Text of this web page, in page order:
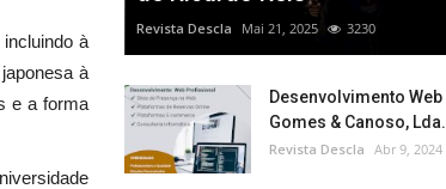
à
à
e a forma
Revista Descla Mai 21, 2025 3230
Desenvolvimento Web
Gomes & Canoso, Lda.
Revista Descla Abr 9, 2024